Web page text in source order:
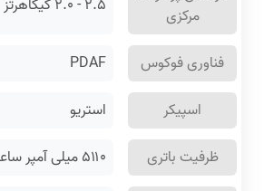
مرکزی
۲.۵ - ۲.۰ گیگاهرتز
فناوری فوکوس
PDAF
اسپیکر
استریو
ظرفیت باتری
۵۱۱۰ میلی آمپر ساعت